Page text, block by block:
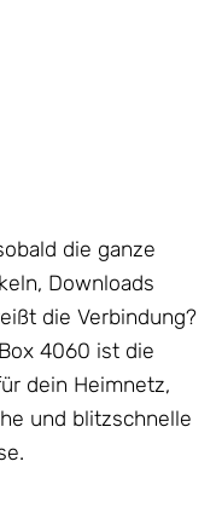
die ganze
Downloads
die Verbindung?
4060 ist die
dein Heimnetz,
und blitzschnelle